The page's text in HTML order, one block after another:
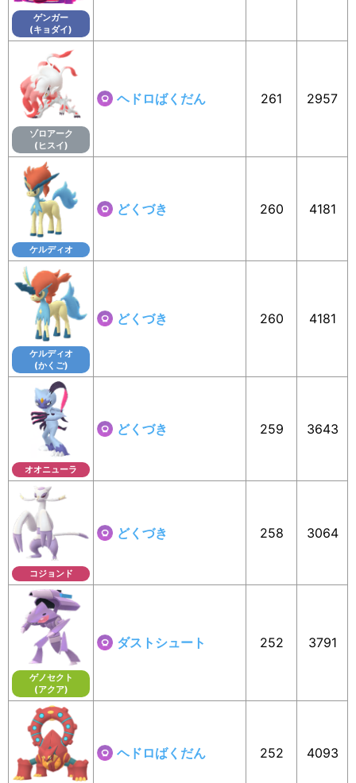
ゲンガー
(キョダイ)
ゾロアーク
(ヒスイ)
ヘドロばくだん 261 2957
ケルディオ
どくづき 260 4181
ケルディオ
(かくご)
どくづき 260 4181
オオニューラ
どくづき 259 3643
コジョンド
どくづき 258 3064
ゲノセクト
(アクア)
ダストシュート 252 3791
ヘドロばくだん 252 4093